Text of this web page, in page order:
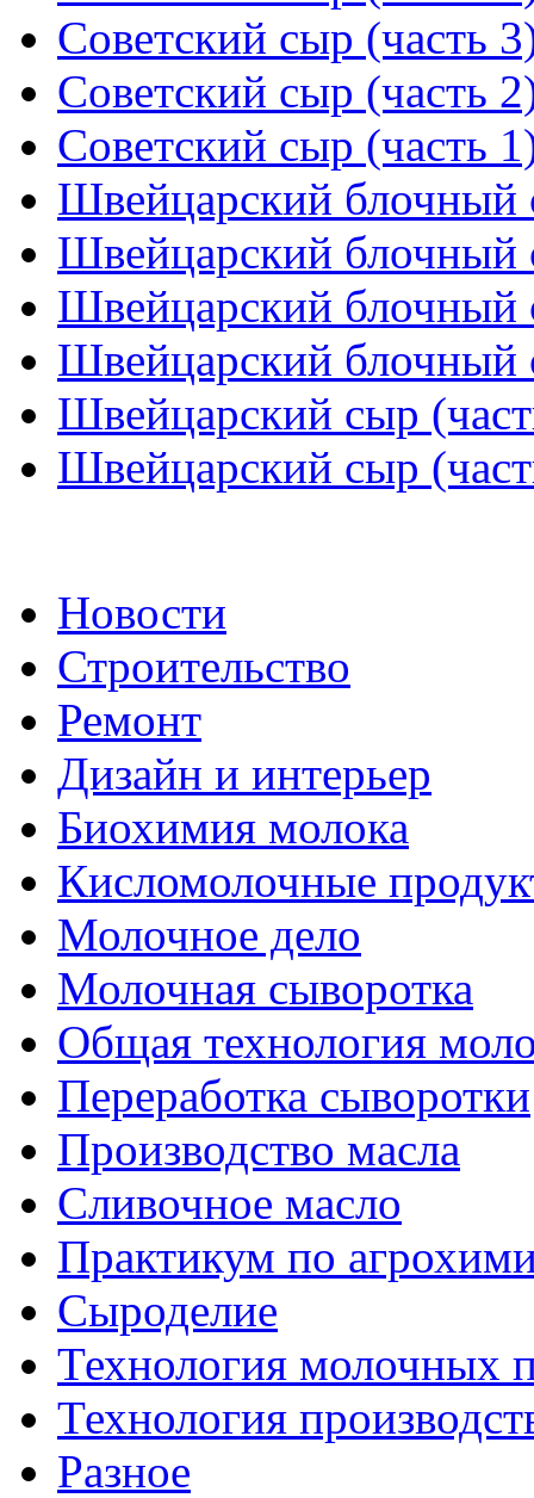
Советский сыр (часть
Советский сыр (часть
Советский сыр (часть
Швейцарский блочный
Швейцарский блочный
Швейцарский блочный
Швейцарский блочный
Швейцарский сыр
Швейцарский сыр
Новости
Строительство
Ремонт
Дизайн и интерьер
Биохимия молока
Кисломолочные
Молочное дело
Молочная сыворотка
Общая технология
Переработка сыворотки
Производство масла
Сливочное масло
Практикум по
Сыроделие
Технология молочных
Технология
Разное